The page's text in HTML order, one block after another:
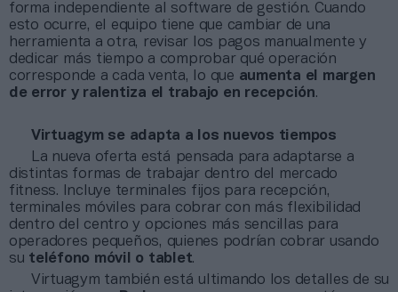
forma independiente al software de gestión. Cuando
esto ocurre, el equipo tiene que cambiar de una
herramienta a otra, revisar los pagos manualmente y
dedicar más tiempo a comprobar qué operación
corresponde a cada venta, lo que aumenta el margen
de error y ralentiza el trabajo en recepción.
Virtuagym se adapta a los nuevos tiempos
La nueva oferta está pensada para adaptarse a
distintas formas de trabajar dentro del mercado
fitness. Incluye terminales fijos para recepción,
terminales móviles para cobrar con más flexibilidad
dentro del centro y opciones más sencillas para
operadores pequeños, quienes podrían cobrar usando
su teléfono móvil o tablet.
Virtuagym también está ultimando los detalles de su